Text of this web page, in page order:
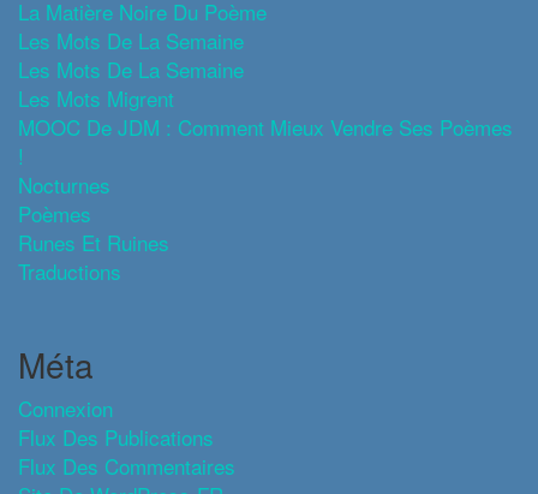
La Matière Noire Du Poème
Les Mots De La Semaine
Les Mots De La Semaine
Les Mots Migrent
MOOC De JDM : Comment Mieux Vendre Ses Poèmes
!
Nocturnes
Poèmes
Runes Et Ruines
Traductions
Méta
Connexion
Flux Des Publications
Flux Des Commentaires